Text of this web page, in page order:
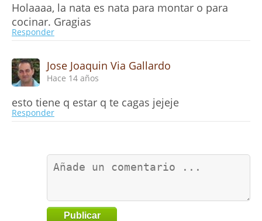
Holaaaa, la nata es nata para montar o para
cocinar. Gragias
Responder
Jose Joaquin Via Gallardo
Hace 14 años
esto tiene q estar q te cagas jejeje
Responder
Publicar